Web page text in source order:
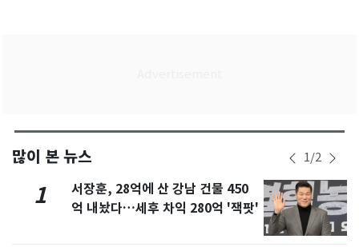
많이 본 뉴스 1/2
1
서장훈, 28억에 산 강남 건물 450
억 내놨다…세후 차익 280억 '잭팟'